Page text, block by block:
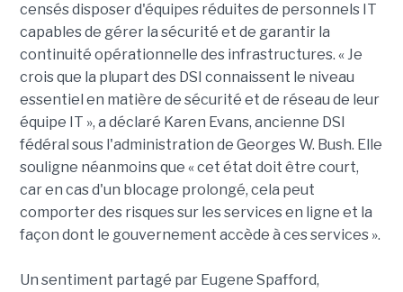
censés disposer d'équipes réduites de personnels IT
capables de gérer la sécurité et de garantir la
continuité opérationnelle des infrastructures. « Je
crois que la plupart des DSI connaissent le niveau
essentiel en matière de sécurité et de réseau de leur
équipe IT », a déclaré Karen Evans, ancienne DSI
fédéral sous l'administration de Georges W. Bush. Elle
souligne néanmoins que « cet état doit être court,
car en cas d'un blocage prolongé, cela peut
comporter des risques sur les services en ligne et la
façon dont le gouvernement accède à ces services ».
Un sentiment partagé par Eugene Spafford,